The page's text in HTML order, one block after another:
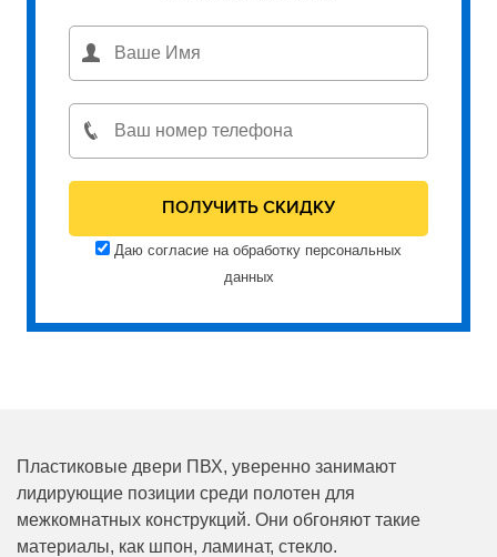
Даю согласие на обработку персональных
данных
Пластиковые двери ПВХ, уверенно занимают
лидирующие позиции среди полотен для
межкомнатных конструкций. Они обгоняют такие
материалы, как шпон, ламинат, стекло.